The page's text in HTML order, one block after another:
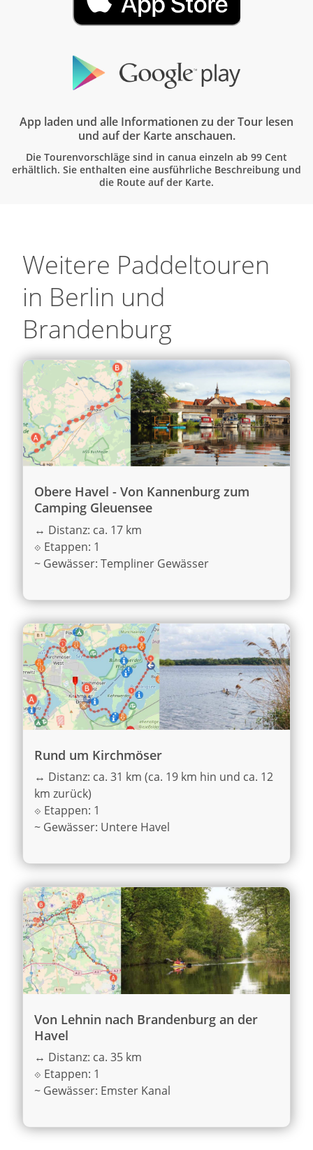
App laden und alle Informationen zu der Tour lesen
und auf der Karte anschauen.
Die Tourenvorschläge sind in canua einzeln ab 99 Cent
erhältlich. Sie enthalten eine ausführliche Beschreibung und
die Route auf der Karte.
Weitere Paddeltouren
in Berlin und
Brandenburg
Obere Havel - Von Kannenburg zum
Camping Gleuensee
↔ Distanz: ca. 17 km
⟐ Etappen: 1
~ Gewässer: Templiner Gewässer
Rund um Kirchmöser
↔ Distanz: ca. 31 km (ca. 19 km hin und ca. 12
km zurück)
⟐ Etappen: 1
~ Gewässer: Untere Havel
Von Lehnin nach Brandenburg an der
Havel
↔ Distanz: ca. 35 km
⟐ Etappen: 1
~ Gewässer: Emster Kanal